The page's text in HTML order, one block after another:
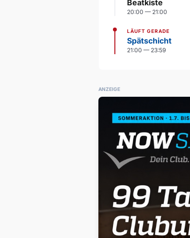
Beatkiste
20:00 — 21:00
LÄUFT GERADE
Spätschicht
21:00 — 23:59
ANZEIGE